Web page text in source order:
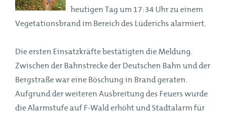
heutigen Tag um 17:34 Uhr zu einem
Vegetationsbrand im Bereich des Lüderichs alarmiert.
Die ersten Einsatzkräfte bestätigten die Meldung.
Zwischen der Bahnstrecke der Deutschen Bahn und der
Bergstraße war eine Böschung in Brand geraten.
Aufgrund der weiteren Ausbreitung des Feuers wurde
die Alarmstufe auf F-Wald erhöht und Stadtalarm für